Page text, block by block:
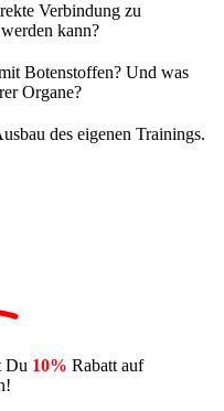
Verbindung zu
kann?
Botenstoffen? Und was
Organe?
des eigenen Trainings.
Du 10% Rabatt auf